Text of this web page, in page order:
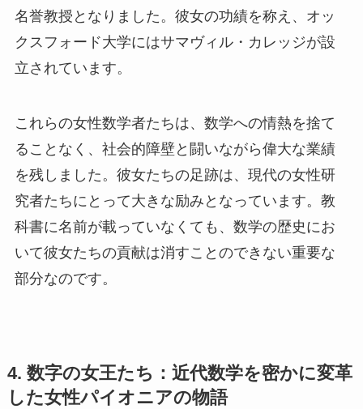
名誉教授となりました。彼女の功績を称え、オッ
クスフォード大学にはサマヴィル・カレッジが設
立されています。
これらの女性数学者たちは、数学への情熱を捨て
ることなく、社会的障壁と闘いながら偉大な業績
を残しました。彼女たちの足跡は、現代の女性研
究者たちにとって大きな励みとなっています。教
科書に名前が載っていなくても、数学の歴史にお
いて彼女たちの貢献は消すことのできない重要な
部分なのです。
4. 数字の女王たち：近代数学を密かに変革
した女性パイオニアの物語